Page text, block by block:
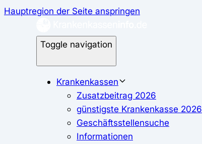
Hauptregion der Seite anspringen
Toggle navigation
Krankenkassen
Zusatzbeitrag 2026
günstigste Krankenkasse 2026
Geschäftsstellensuche
Informationen